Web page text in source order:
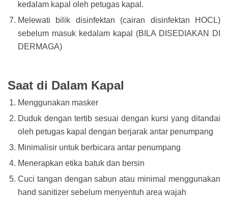
kedalam kapal oleh petugas kapal.
Melewati bilik disinfektan (cairan disinfektan HOCL)
sebelum masuk kedalam kapal (BILA DISEDIAKAN DI
DERMAGA)
Saat di Dalam Kapal
Menggunakan masker
Duduk dengan tertib sesuai dengan kursi yang ditandai
oleh petugas kapal dengan berjarak antar penumpang
Minimalisir untuk berbicara antar penumpang
Menerapkan etika batuk dan bersin
Cuci tangan dengan sabun atau minimal menggunakan
hand sanitizer sebelum menyentuh area wajah